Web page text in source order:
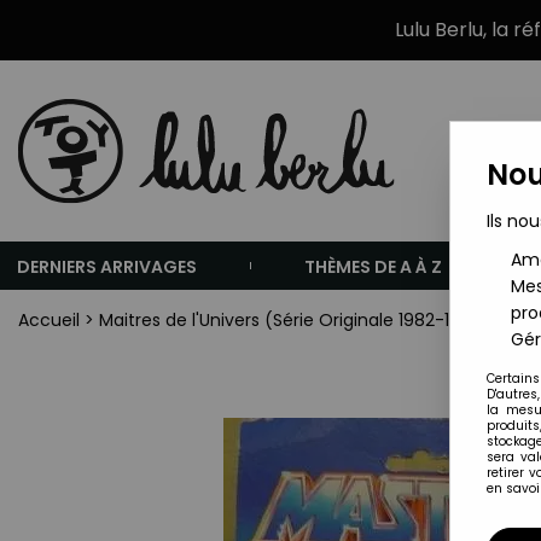
Lulu Berlu, la
DERNIERS ARRIVAGES THÈMES DE A À Z
Accueil > Maitres de l'Univers (Série Originale 1982-1988)
Ils
la
sera
retirer
en